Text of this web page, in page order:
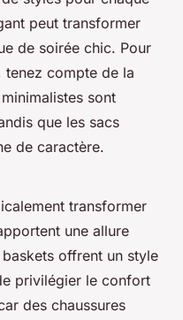
peut transformer
de soirée chic. Pour
tenez compte de la
sont
que les sacs
de caractère.
transformer
une allure
offrent un style
privilégier le confort
des chaussures